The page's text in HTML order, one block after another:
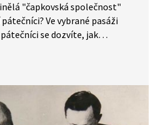
"čapkovská společnost"
Ve vybrané pasáži
se dozvíte, jak
místa, Muzeum bratří Čapků
i vila bratří Čapků.